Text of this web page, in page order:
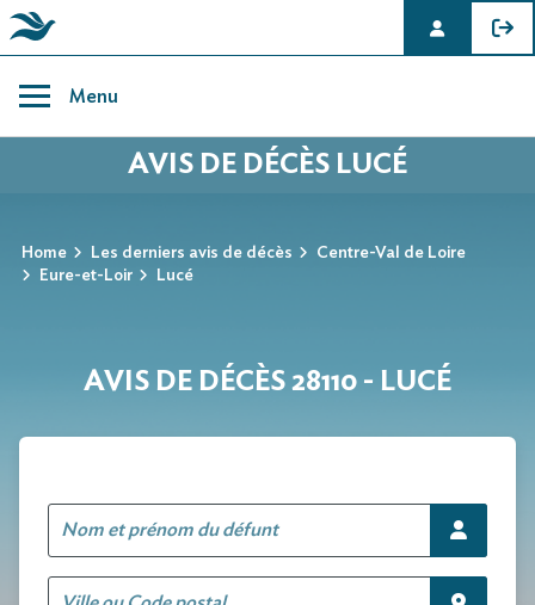
content
Menu
AVIS DE DÉCÈS LUCÉ
Home Les derniers avis de décès
Centre-Val de Loire
Eure-et-Loir
Lucé
AVIS DE DÉCÈS 28110 - LUCÉ